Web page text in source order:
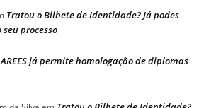
Tratou o Bilhete de Identidade? Já podes
processo
já permite homologação de diplomas